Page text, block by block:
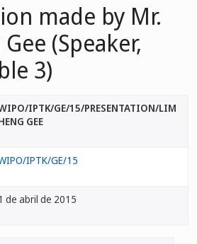
made by Mr.
(Speaker,
3)
IPTK/GE/15/PRESENTATION/LIM
GEE
IPTK/GE/15
de abril de 2015